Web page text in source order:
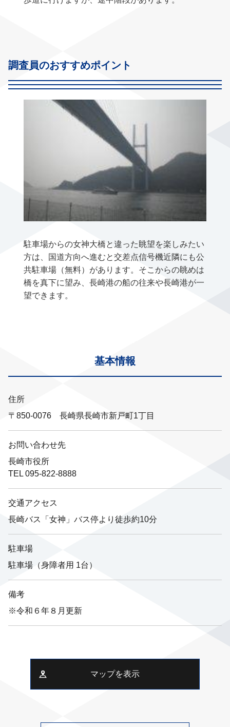
調査員のおすすめポイント
駐車場からの女神大橋と違った眺望を楽しみたい
方は、国道方向へ進むと交差点信号機近隣にも公
共駐車場（無料）があります。そこからの眺めは
橋を真下に望み、長崎港の船の往来や長崎港が一
望できます。
基本情報
住所
〒850-0076 長崎県長崎市新戸町1丁目
お問い合わせ先
長崎市役所
TEL 095-822-8888
交通アクセス
長崎バス「女神」バス停より徒歩約10分
駐車場
駐車場（身障者用 1台）
備考
※令和６年８月更新
マップを表示